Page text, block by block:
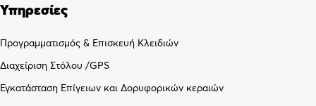
Υπηρεσίες
Προγραμματισμός & Επισκευή Κλειδιών
Διαχείριση Στόλου /GPS
Εγκατάσταση Επίγειων και Δορυφορικών κεραιών